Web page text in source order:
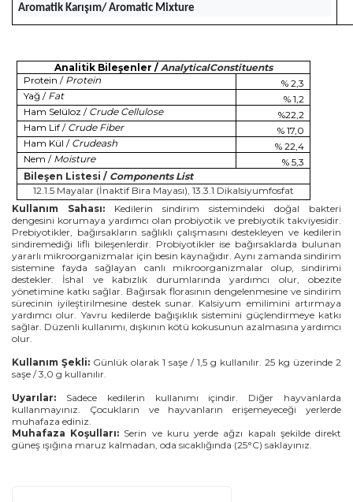
Aromatik Karışım/ Aromatic Mixture
Analitik Bileşenler /AnalyticalConstituents
Protein / Protein
% 2,3
Yağ / Fat
% 1,2
Ham Selüloz / Crude Cellulose
%22,2
Ham Lif / Crude Fiber
% 17,0
Ham Kül / Crudeash
% 22,4
Nem / Moisture
% 5,3
Bileşen Listesi / Components List
12.1.5 Mayalar (İnaktif Bira Mayası), 13.3.1 Dikalsiyumfosfat
Kullanım Sahası: Kedilerin sindirim sistemindeki doğal bakteri
dengesini korumaya yardımcı olan probiyotik ve prebiyotik takviyesidir.
Prebiyotikler, bağırsakların sağlıklı çalışmasını destekleyen ve kedilerin
sindiremediği lifli bileşenlerdir. Probiyotikler ise bağırsaklarda bulunan
yararlı mikroorganizmalar için besin kaynağıdır. Aynı zamanda sindirim
sistemine fayda sağlayan canlı mikroorganizmalar olup, sindirimi
destekler. İshal ve kabızlık durumlarında yardımcı olur, obezite
yönetimine katkı sağlar. Bağırsak florasının dengelenmesine ve sindirim
sürecinin iyileştirilmesine destek sunar. Kalsiyum emilimini artırmaya
yardımcı olur. Yavru kedilerde bağışıklık sistemini güçlendirmeye katkı
sağlar. Düzenli kullanımı, dışkının kötü kokusunun azalmasına yardımcı
olur.
Kullanım Şekli: Günlük olarak 1 saşe / 1,5 g kullanılır. 25 kg üzerinde 2
saşe / 3,0 g kullanılır.
Uyarılar: Sadece kedilerin kullanımı içindir. Diğer hayvanlarda
kullanmayınız. Çocukların ve hayvanların erişemeyeceği yerlerde
muhafaza ediniz.
Muhafaza Koşulları: Serin ve kuru yerde ağzı kapalı şekilde direkt
güneş ışığına maruz kalmadan, oda sıcaklığında (25°C) saklayınız.